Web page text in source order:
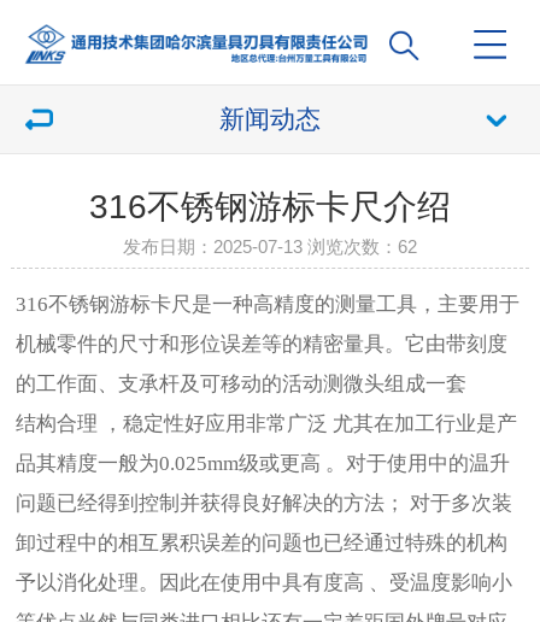
新闻动态
316不锈钢游标卡尺介绍
发布日期：2025-07-13 浏览次数： 62
316不锈钢游标卡尺是一种高精度的测量工具，主要用于
机械零件的尺寸和形位误差等的精密量具。它由带刻度
的工作面、支承杆及可移动的活动测微头组成一套
结构合理 ，稳定性好应用非常广泛 尤其在加工行业是产
品其精度一般为0.025mm级或更高 。对于使用中的温升
问题已经得到控制并获得良好解决的方法； 对于多次装
卸过程中的相互累积误差的问题也已经通过特殊的机构
予以消化处理。因此在使用中具有度高 、受温度影响小